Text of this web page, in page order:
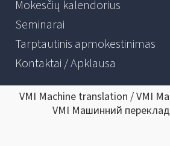
Mokesčių kalendorius
Seminarai
Tarptautinis apmokestinimas
Kontaktai / Apklausa
VMI Machine translation / VMI
VMI Машинний